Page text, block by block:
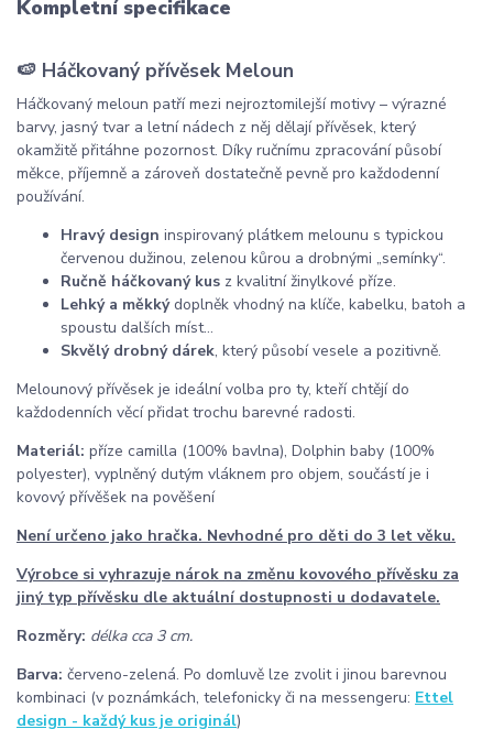
Kompletní specifikace
🍉 Háčkovaný přívěsek Meloun
Háčkovaný meloun patří mezi nejroztomilejší motivy – výrazné
barvy, jasný tvar a letní nádech z něj dělají přívěsek, který
okamžitě přitáhne pozornost. Díky ručnímu zpracování působí
měkce, příjemně a zároveň dostatečně pevně pro každodenní
používání.
Hravý design inspirovaný plátkem melounu s typickou
červenou dužinou, zelenou kůrou a drobnými „semínky“.
Ručně háčkovaný kus z kvalitní žinylkové příze.
Lehký a měkkýdoplněk vhodný na klíče, kabelku, batoh a
spoustu dalších míst...
Skvělý drobný dárek, který působí vesele a pozitivně.
Melounový přívěsek je ideální volba pro ty, kteří chtějí do
každodenních věcí přidat trochu barevné radosti.
Materiál: příze camilla (100% bavlna), Dolphin baby (100%
polyester), vyplněný dutým vláknem pro objem, součástí je i
kovový přívěšek na pověšení
Není určeno jako hračka. Nevhodné pro děti do 3 let věku.
Výrobce si vyhrazuje nárok na změnu kovového přívěsku za
jiný typ přívěsku dle aktuální dostupnosti u dodavatele.
Rozměry: délka cca 3 cm.
Barva: červeno-zelená. Po domluvě lze zvolit i jinou barevnou
kombinaci (v poznámkách, telefonicky či na messengeru: Ettel
design - každý kus je originál)